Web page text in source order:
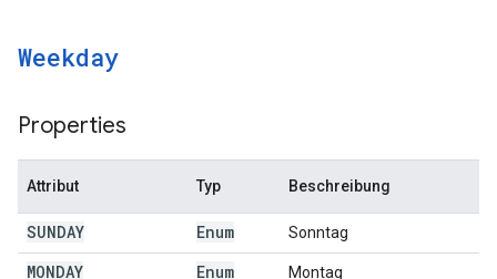
Weekday
Properties
Attribut Typ Beschreibung
SUNDAY Enum Sonntag
MONDAY Enum Montag